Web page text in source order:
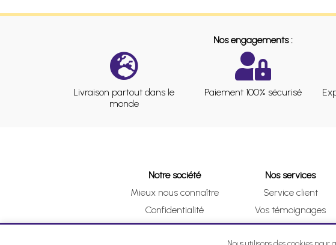
Nos engagements :
Livraison partout dans le
monde
Paiement 100% sécurisé
Notre société
Mieux nous connaître
Confidentialité
CGV
Nos services
Service client
Vos témoignages
Clic & Collect (DRIVE)